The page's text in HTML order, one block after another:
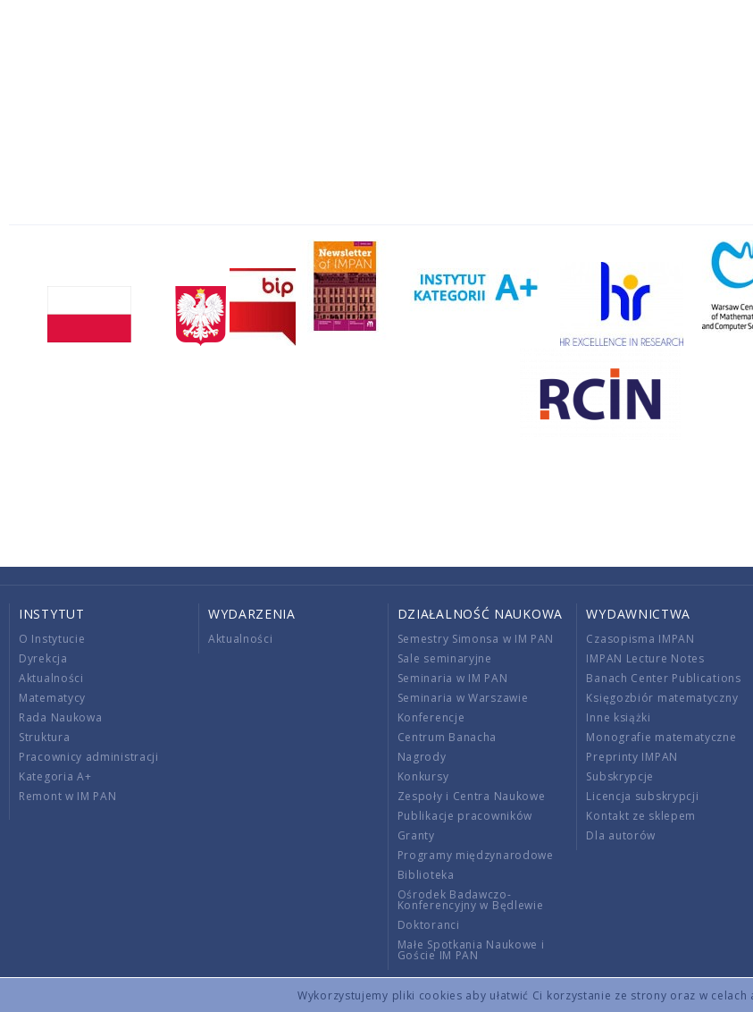
Wykorzystujemy pliki cookies aby ułatwić Ci korzystanie ze strony oraz w celach
INSTYTUT
O Instytucie
Dyrekcja
Aktualności
Matematycy
Rada Naukowa
Struktura
Pracownicy administracji
Kategoria A+
Remont w IM PAN
WYDARZENIA
Aktualności
DZIAŁALNOŚĆ NAUKOWA
Semestry Simonsa w IM PAN
Sale seminaryjne
Seminaria w IM PAN
Seminaria w Warszawie
Konferencje
Centrum Banacha
Nagrody
Konkursy
Zespoły i Centra Naukowe
Publikacje pracowników
Granty
Programy międzynarodowe
Biblioteka
Ośrodek Badawczo-
Konferencyjny w Będlewie
Doktoranci
Małe Spotkania Naukowe i
Goście IM PAN
WYDAWNICTWA
Czasopisma IMPAN
IMPAN Lecture Notes
Banach Center Publications
Księgozbiór matematyczny
Inne książki
Monografie matematyczne
Preprinty IMPAN
Subskrypcje
Licencja subskrypcji
Kontakt ze sklepem
Dla autorów